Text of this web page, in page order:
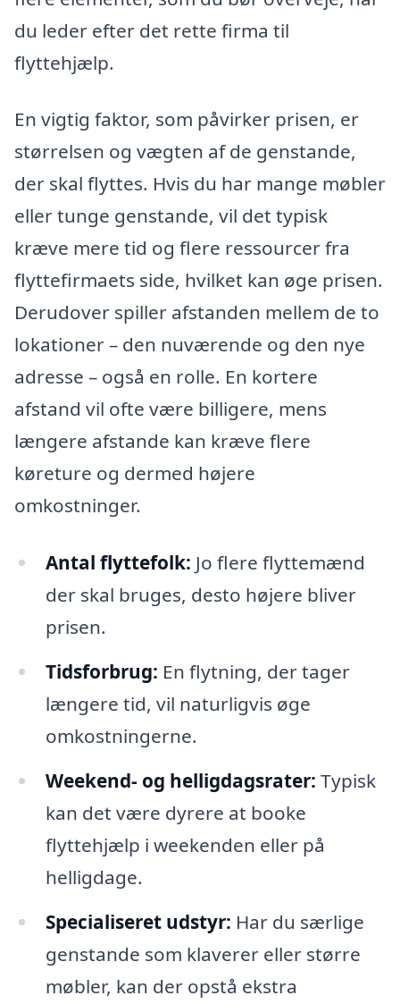
du leder efter det rette firma til
flyttehjælp.
En vigtig faktor, som påvirker prisen, er
størrelsen og vægten af de genstande,
der skal flyttes. Hvis du har mange møbler
eller tunge genstande, vil det typisk
kræve mere tid og flere ressourcer fra
flyttefirmaets side, hvilket kan øge prisen.
Derudover spiller afstanden mellem de to
lokationer – den nuværende og den nye
adresse – også en rolle. En kortere
afstand vil ofte være billigere, mens
længere afstande kan kræve flere
køreture og dermed højere
omkostninger.
Antal flyttefolk: Jo flere flyttemænd
der skal bruges, desto højere bliver
prisen.
Tidsforbrug: En flytning, der tager
længere tid, vil naturligvis øge
omkostningerne.
Weekend- og helligdagsrater: Typisk
kan det være dyrere at booke
flyttehjælp i weekenden eller på
helligdage.
Specialiseret udstyr: Har du særlige
genstande som klaverer eller større
møbler, kan der opstå ekstra